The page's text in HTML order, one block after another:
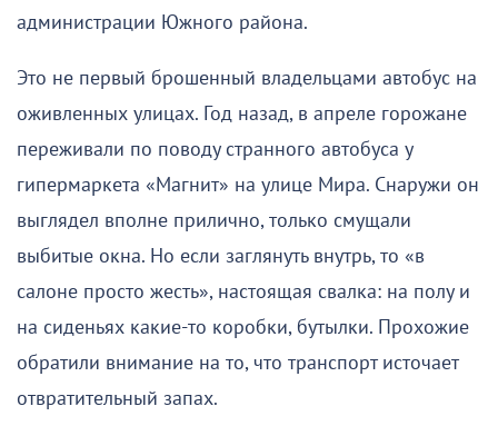
администрации Южного района.
Это не первый брошенный владельцами автобус на
оживленных улицах. Год назад, в апреле горожане
переживали по поводу странного автобуса у
гипермаркета «Магнит» на улице Мира. Снаружи он
выглядел вполне прилично, только смущали
выбитые окна. Но если заглянуть внутрь, то «в
салоне просто жесть», настоящая свалка: на полу и
на сиденьях какие-то коробки, бутылки. Прохожие
обратили внимание на то, что транспорт источает
отвратительный запах.